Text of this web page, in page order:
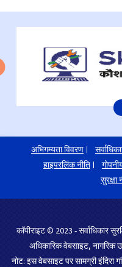
अभिगम्यता विवरण
हाइपरलिंक नीति
सुरक्षा
कॉपीराइट © 2023 - सर्वाधिकार
अधिकारिक वेबसाइट,
नोट: इस वेबसाइट पर सामग्री इंदिरा